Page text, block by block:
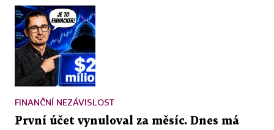
FINANČNÍ NEZÁVISLOST
První účet vynuloval za měsíc. Dnes má